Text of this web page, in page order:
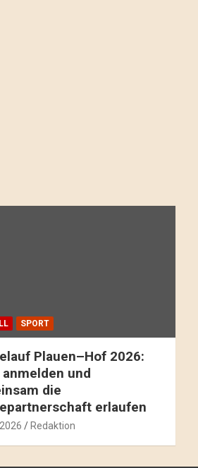
SPORT
Plauen–Hof 2026:
und
die
erlaufen
Redaktion